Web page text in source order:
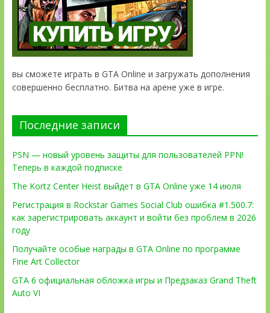
вы сможете играть в GTA Online и загружать дополнения
совершенно бесплатно. Битва на арене уже в игре.
Последние записи
PSN — новый уровень защиты для пользователей PPN!
Теперь в каждой подписке
The Kortz Center Heist выйдет в GTA Online уже 14 июля
Регистрация в Rockstar Games Social Club ошибка #1.500.7:
как зарегистрировать аккаунт и войти без проблем в 2026
году
Получайте особые награды в GTA Online по программе
Fine Art Collector
GTA 6 официальная обложка игры и Предзаказ Grand Theft
Auto VI